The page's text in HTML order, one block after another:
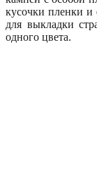
кусочки пленки и
для выкладки
одного цвета.